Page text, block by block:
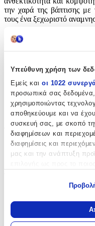
Υπεύθυνη χρήση των
Εμείς και οι 1022
προσωπικά σας
χρησιμοποιώντας
αποθηκεύουμε και να
συσκευή σας, με σκοπό
διαφημίσεων και
διαφημίσεις και
μας και την ανάπτυξη
Να συλλέξουμε
σας τοποθεσία, οι
την χαρά της βάπτισης
τους ένα ξεχωριστό
Χαρακτηριστικά
Bellissimo
Είδος:
Βραχιολάκι
Τεμάχια:
50